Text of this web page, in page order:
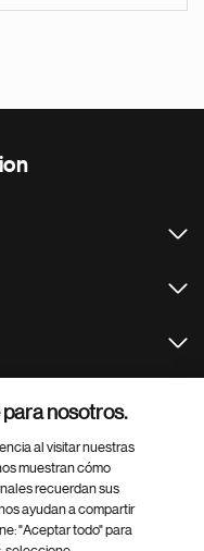
nosotros.
al visitar nuestras
muestran cómo
recuerdan sus
ayudan a compartir
"Aceptar todo" para